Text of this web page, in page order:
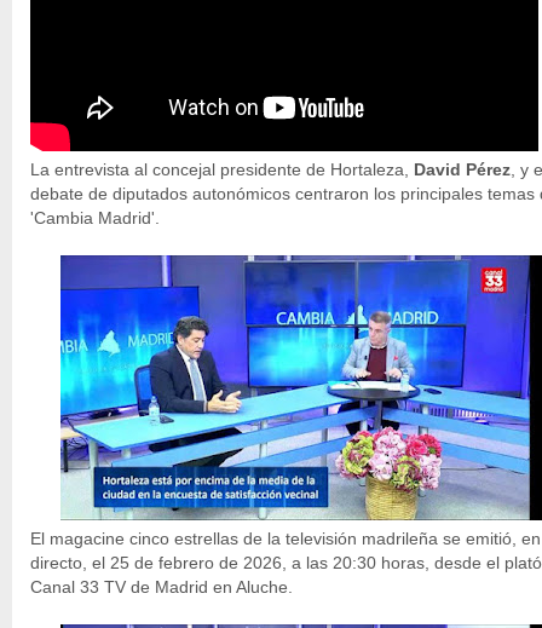
La entrevista al concejal presidente de Hortaleza, David Pérez, y
debate de diputados autonómicos centraron los principales temas
'Cambia Madrid'.
El magacine cinco estrellas de la televisión madrileña se emitió, en
directo, el 25 de febrero de 2026, a las 20:30 horas, desde el
Canal 33 TV de Madrid en Aluche.